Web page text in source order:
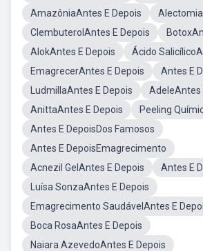
AmazôniaAntes E Depois
ClembuterolAntes E Depois
AlokAntes E Depois
Ácido
EmagrecerAntes E Depois
Antes E
LudmillaAntes E Depois
AdeleAntes
AnittaAntes E Depois
Peeling
Antes E DepoisDos Famosos
Antes E DepoisEmagrecimento
Acnezil GelAntes E Depois
Antes E
Luísa SonzaAntes E Depois
Emagrecimento SaudávelAntes E
Boca RosaAntes E Depois
Naiara AzevedoAntes E Depois